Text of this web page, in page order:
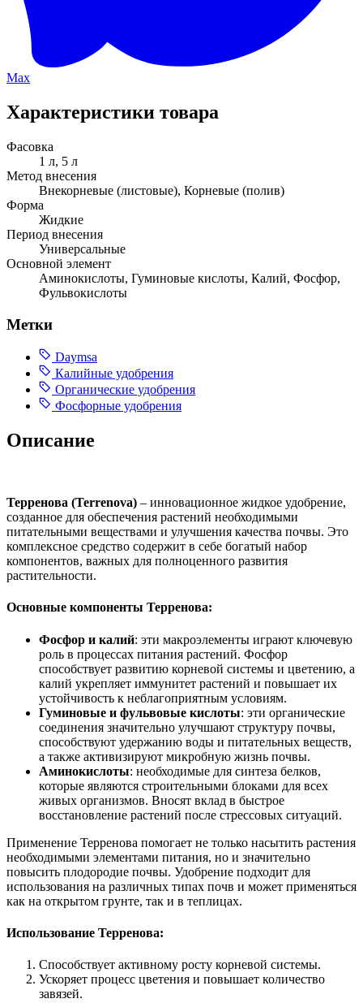
Max
Характеристики товара
Фасовка
1 л, 5 л
Метод внесения
Внекорневые (листовые), Корневые (полив)
Форма
Жидкие
Период внесения
Универсальные
Основной элемент
Аминокислоты, Гуминовые кислоты, Калий, Фосфор,
Фульвокислоты
Метки
Daymsa
Калийные удобрения
Органические удобрения
Фосфорные удобрения
Описание
Терренова (Terrenova) – инновационное жидкое удобрение,
созданное для обеспечения растений необходимыми
питательными веществами и улучшения качества почвы. Это
комплексное средство содержит в себе богатый набор
компонентов, важных для полноценного развития
растительности.
Основные компоненты Терренова:
Фосфор и калий: эти макроэлементы играют ключевую
роль в процессах питания растений. Фосфор
способствует развитию корневой системы и цветению, а
калий укрепляет иммунитет растений и повышает их
устойчивость к неблагоприятным условиям.
Гуминовые и фульвовые кислоты: эти органические
соединения значительно улучшают структуру почвы,
способствуют удержанию воды и питательных веществ,
а также активизируют микробную жизнь почвы.
Аминокислоты: необходимые для синтеза белков,
которые являются строительными блоками для всех
живых организмов. Вносят вклад в быстрое
восстановление растений после стрессовых ситуаций.
Применение Терренова помогает не только насытить растения
необходимыми элементами питания, но и значительно
повысить плодородие почвы. Удобрение подходит для
использования на различных типах почв и может применяться
как на открытом грунте, так и в теплицах.
Использование Терренова:
Способствует активному росту корневой системы.
Ускоряет процесс цветения и повышает количество
завязей.